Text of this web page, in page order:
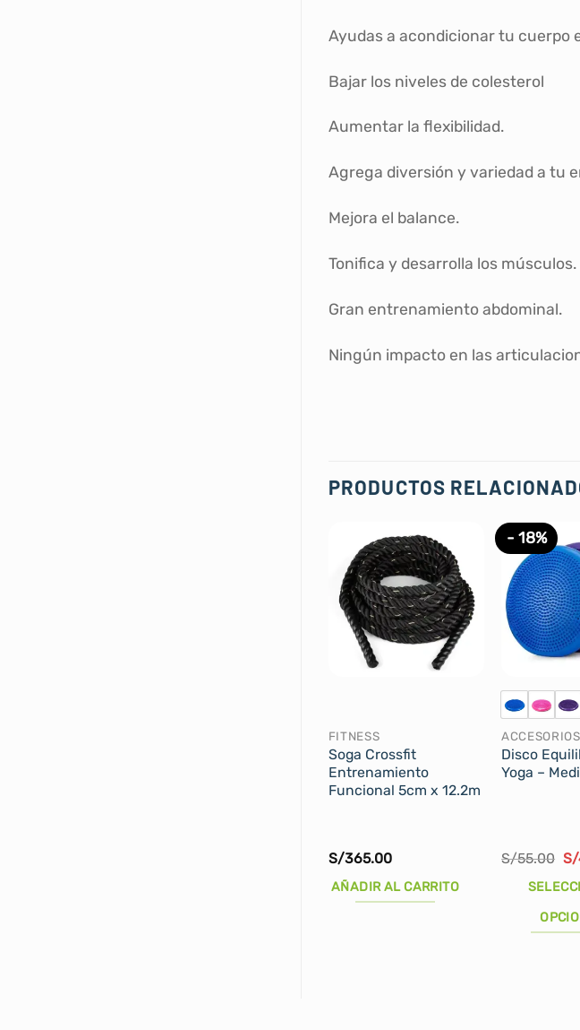
Ayudas a acondicionar tu cuerpo
Bajar los niveles de colesterol
Aumentar la flexibilidad.
Agrega diversión y variedad a tu
Mejora el balance.
Tonifica y desarrolla los músculos.
Gran entrenamiento abdominal.
Ningún impacto en las
PRODUCTOS
FITNESS
Soga Crossfit
Entrenamiento
Funcional 5cm x 12.2m
S/365.00
AÑADIR AL CARRITO
- 18%
ACCESORIOS
Disco
Yoga –
S/55.00 El
S/
S/